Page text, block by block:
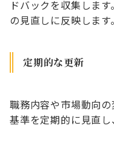
ドバックを収集しま
の見直しに反映します。
定期的な更新
職務内容や市場動向
基準を定期的に見直し